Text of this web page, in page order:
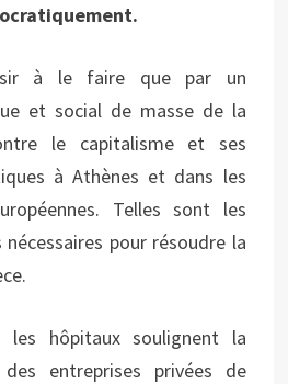
à le faire que par un
et social de masse de la
le capitalisme et ses
à Athènes et dans les
Telles sont les
pour résoudre la
les hôpitaux soulignent la
entreprises privées de